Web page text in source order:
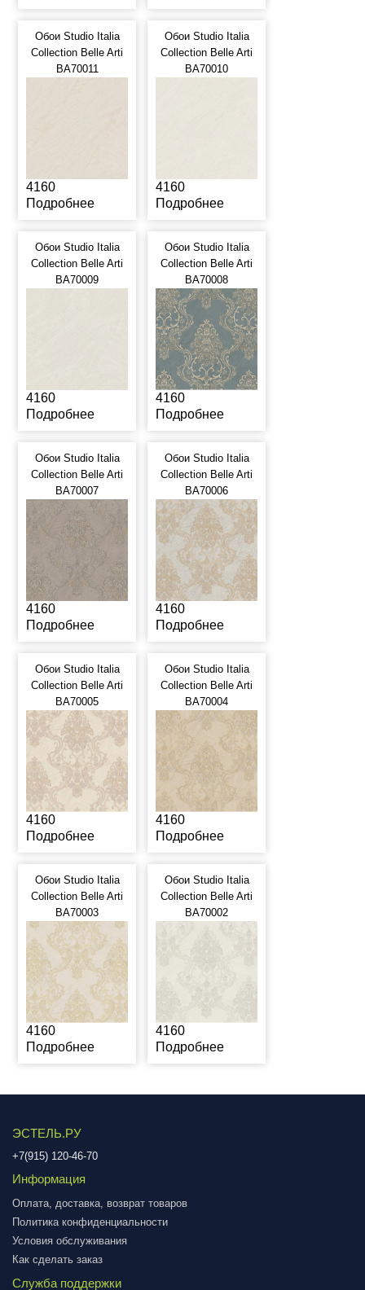
Обои Studio Italia
Collection Belle Arti
BA70011
4160
Подробнее
Обои Studio Italia
Collection Belle Arti
BA70010
4160
Подробнее
Обои Studio Italia
Collection Belle Arti
BA70009
4160
Подробнее
Обои Studio Italia
Collection Belle Arti
BA70008
4160
Подробнее
Обои Studio Italia
Collection Belle Arti
BA70007
4160
Подробнее
Обои Studio Italia
Collection Belle Arti
BA70006
4160
Подробнее
Обои Studio Italia
Collection Belle Arti
BA70005
4160
Подробнее
Обои Studio Italia
Collection Belle Arti
BA70004
4160
Подробнее
Обои Studio Italia
Collection Belle Arti
BA70003
4160
Подробнее
Обои Studio Italia
Collection Belle Arti
BA70002
4160
Подробнее
ЭСТЕЛЬ.РУ
+7(915) 120-46-70
Информация
Оплата, доставка, возврат товаров
Политика конфиденциальности
Условия обслуживания
Как сделать заказ
Служба поддержки